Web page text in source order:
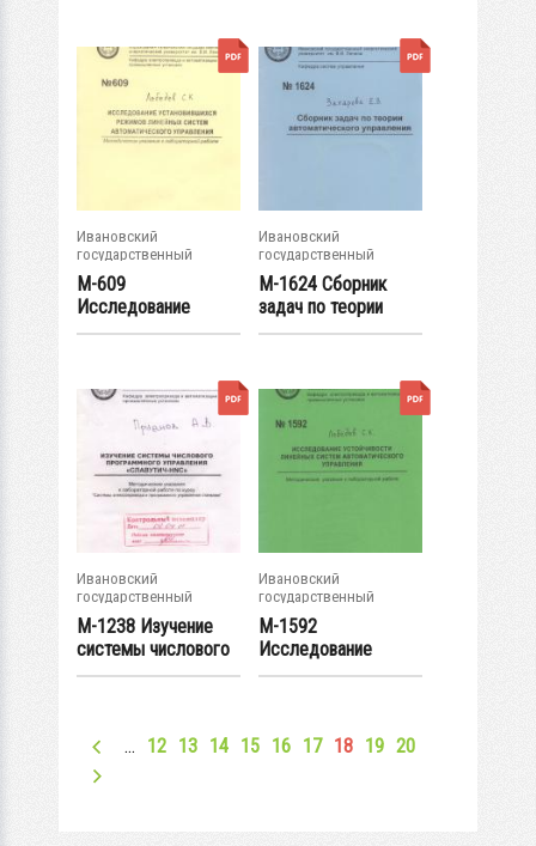
Ивановский
государственный
энергетический...
М-609
Исследование
установившихся
Ивановский
государственный
энергетический...
М-1624 Сборник
задач по теории
автоматического...
Ивановский
государственный
энергетический...
М-1238 Изучение
системы числового
программного...
Ивановский
государственный
энергетический...
М-1592
Исследование
устойчивости
… 12 13 14 15 16 17 18 19 20